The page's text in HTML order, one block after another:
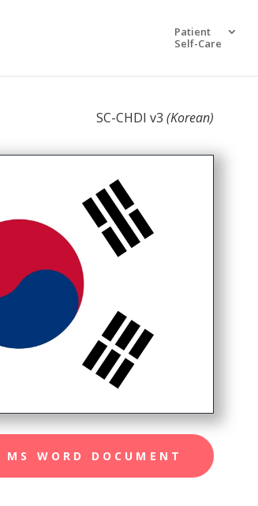
Patient
Self-Care
SC-CHDI v3(Korean)
MS WORD DOCUMENT